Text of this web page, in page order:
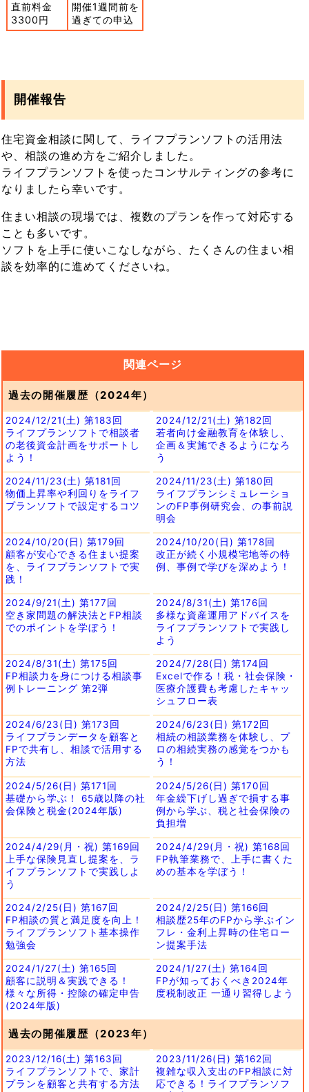
直前料金
3300円
開催1週間前を
過ぎての申込
開催報告
住宅資金相談に関して、ライフプランソフトの活用法
や、相談の進め方をご紹介しました。
ライフプランソフトを使ったコンサルティングの参考に
なりましたら幸いです。
住まい相談の現場では、複数のプランを作って対応する
ことも多いです。
ソフトを上手に使いこなしながら、たくさんの住まい相
談を効率的に進めてくださいね。
関連ページ
過去の開催履歴（2024年）
2024/12/21(土) 第183回
ライフプランソフトで相談者
の老後資金計画をサポートし
よう！
2024/12/21(土) 第182回
若者向け金融教育を体験し、
企画＆実施できるようになろ
う
2024/11/23(土) 第181回
物価上昇率や利回りをライフ
プランソフトで設定するコツ
2024/11/23(土) 第180回
ライフプランシミュレーショ
ンのFP事例研究会、の事前説
明会
2024/10/20(日) 第179回
顧客が安心できる住まい提案
を、ライフプランソフトで実
践！
2024/10/20(日) 第178回
改正が続く小規模宅地等の特
例、事例で学びを深めよう！
2024/9/21(土) 第177回
空き家問題の解決法とFP相談
でのポイントを学ぼう！
2024/8/31(土) 第176回
多様な資産運用アドバイスを
ライフプランソフトで実践し
よう
2024/8/31(土) 第175回
FP相談力を身につける相談事
例トレーニング 第2弾
2024/7/28(日) 第174回
Excelで作る！税・社会保険・
医療介護費も考慮したキャッ
シュフロー表
2024/6/23(日) 第173回
ライフプランデータを顧客と
FPで共有し、相談で活用する
方法
2024/6/23(日) 第172回
相続の相談業務を体験し、プ
ロの相続実務の感覚をつかも
う！
2024/5/26(日) 第171回
基礎から学ぶ！ 65歳以降の社
会保険と税金(2024年版)
2024/5/26(日) 第170回
年金繰下げし過ぎで損する事
例から学ぶ、税と社会保険の
負担増
2024/4/29(月・祝) 第169回
上手な保険見直し提案を、ラ
イフプランソフトで実践しよ
う
2024/4/29(月・祝) 第168回
FP執筆業務で、上手に書くた
めの基本を学ぼう！
2024/2/25(日) 第167回
FP相談の質と満足度を向上！
ライフプランソフト基本操作
勉強会
2024/2/25(日) 第166回
相談歴25年のFPから学ぶイン
フレ・金利上昇時の住宅ロー
ン提案手法
2024/1/27(土) 第165回
顧客に説明＆実践できる！
様々な所得・控除の確定申告
(2024年版)
2024/1/27(土) 第164回
FPが知っておくべき2024年
度税制改正 一通り習得しよう
過去の開催履歴（2023年）
2023/12/16(土) 第163回
ライフプランソフトで、家計
プランを顧客と共有する方法
2023/11/26(日) 第162回
複雑な収入支出のFP相談に対
応できる！ライフプランソフ